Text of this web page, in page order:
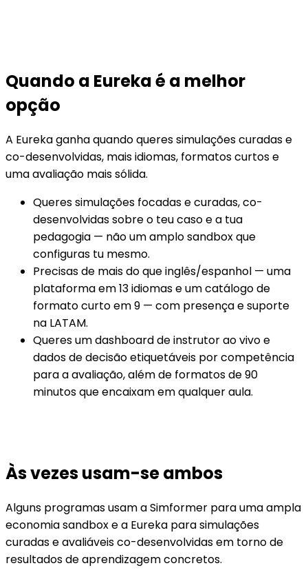
Quando a Eureka é a melhor
opção
A Eureka ganha quando queres simulações curadas e
co-desenvolvidas, mais idiomas, formatos curtos e
uma avaliação mais sólida.
Queres simulações focadas e curadas, co-
desenvolvidas sobre o teu caso e a tua
pedagogia — não um amplo sandbox que
configuras tu mesmo.
Precisas de mais do que inglês/espanhol — uma
plataforma em 13 idiomas e um catálogo de
formato curto em 9 — com presença e suporte
na LATAM.
Queres um dashboard de instrutor ao vivo e
dados de decisão etiquetáveis por competência
para a avaliação, além de formatos de 90
minutos que encaixam em qualquer aula.
Às vezes usam-se ambos
Alguns programas usam a Simformer para uma ampla
economia sandbox e a Eureka para simulações
curadas e avaliáveis co-desenvolvidas em torno de
resultados de aprendizagem concretos.